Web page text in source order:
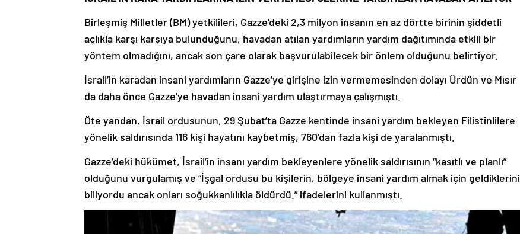
Birleşmiş Milletler (BM) yetkilileri, Gazze’deki 2,3 milyon insanın en az dörtte birinin şiddetli
açlıkla karşı karşıya bulunduğunu, havadan atılan yardımların yardım dağıtımında etkili bir
yöntem olmadığını, ancak son çare olarak başvurulabilecek bir önlem olduğunu belirtiyor.
İsrail’in karadan insani yardımların Gazze’ye girişine izin vermemesinden dolayı Ürdün ve Mısır
da daha önce Gazze’ye havadan insani yardım ulaştırmaya çalışmıştı.
Öte yandan, İsrail ordusunun, 29 Şubat’ta Gazze kentinde insani yardım bekleyen Filistinlilere
yönelik saldırısında 116 kişi hayatını kaybetmiş, 760’dan fazla kişi de yaralanmıştı.
Gazze’deki hükümet, İsrail’in insanı yardım bekleyenlere yönelik saldırısının “kasıtlı ve planlı”
olduğunu vurgulamış ve “İşgal ordusu bu kişilerin, bölgeye insani yardım almak için geldiklerini
biliyordu ancak onları soğukkanlılıkla öldürdü.” ifadelerini kullanmıştı.